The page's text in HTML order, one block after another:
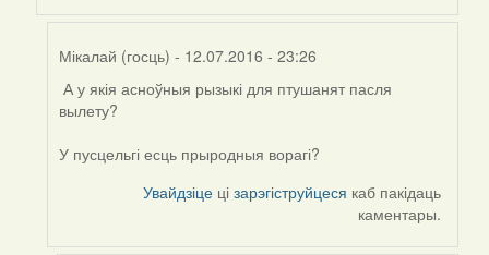
Мікалай (госць) - 12.07.2016 - 23:26
In
reply
by
А у якія асноўныя рызыкі для птушанят пасля
вылету?
У пусцельгі есць прыродныя ворагі?
Увайдзіце цізарэгіструйцеся каб пакідаць
каментары.